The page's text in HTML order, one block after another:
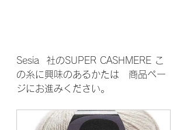
Sesia  社のSUPER CASHMERE こ
の糸に興味のあるかたは　商品ペー
ジにお進みください。